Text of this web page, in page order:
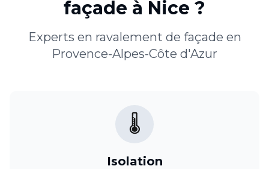
façade à Nice ?
Experts en ravalement de façade en
Provence-Alpes-Côte d'Azur
🌡️
Isolation